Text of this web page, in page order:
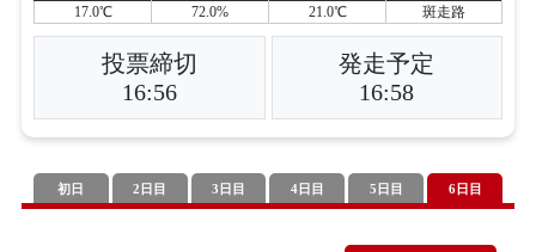
17.0℃
72.0% 21.0℃ 斑走路
投票締切
16:56
発走予定
16:58
初日 2日目 3日目 4日目 5日目 6日目